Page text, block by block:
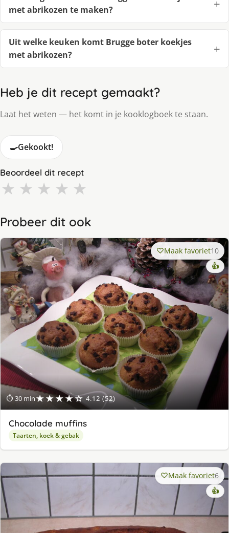
met abrikozen te maken?
Uit welke keuken komt Brugge boter koekjes
met abrikozen?
Heb je dit recept gemaakt?
Laat het weten — het komt in je kooklogboek te staan.
🍳Gekookt!
Beoordeel dit recept
★ ★ ★ ★ ★
Probeer dit ook
⏱ 30 min★★★★☆ 4.12 (52)
Maak favoriet10
👍
Chocolade muffins
Taarten, koek & gebak
Maak favoriet6
👍